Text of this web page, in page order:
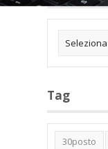
Tag
30posto